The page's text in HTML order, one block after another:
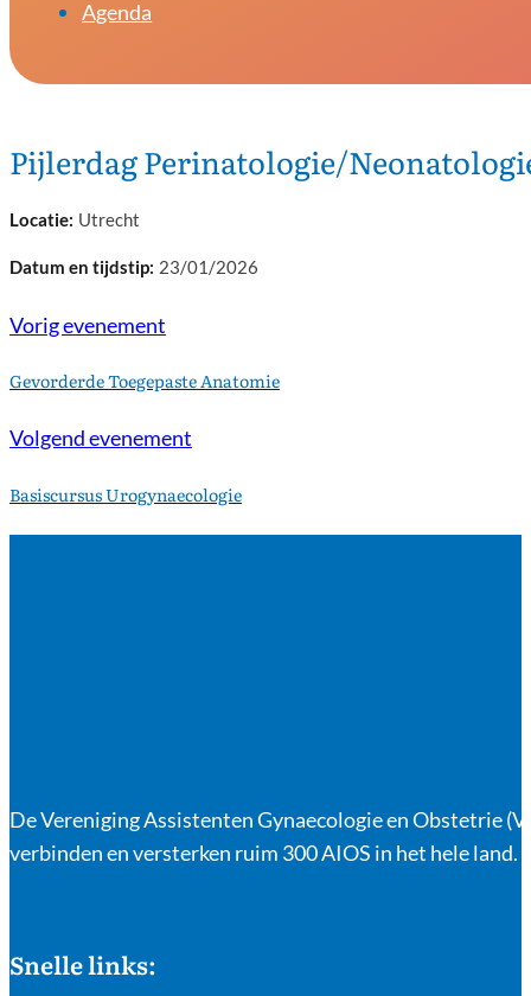
Agenda
Pijlerdag Perinatologie/
Utrecht
23/01/2026
Vorig evenement
Gevorderde Toegepaste Anatomie
Volgend evenement
Basiscursus Urogynaecologie
De Vereniging Assistenten Gynaecologie en Obstetrie
verbinden en versterken ruim 300 AIOS in het hele land.
Snelle links: